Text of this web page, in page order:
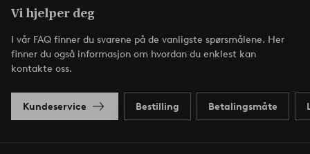
Vi hjelper deg
I vår FAQ finner du svarene på de vanligste spørsmålene. Her
finner du også informasjon om hvordan du enklest kan
kontakte oss.
Kundeservice Bestilling Betalingsmåte